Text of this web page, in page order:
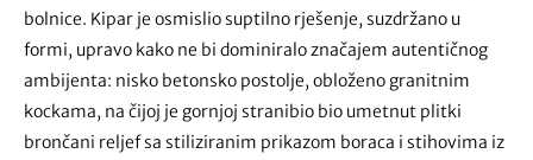
bolnice. Kipar je osmislio suptilno rješenje, suzdržano u
formi, upravo kako ne bi dominiralo značajem autentičnog
ambijenta: nisko betonsko postolje, obloženo granitnim
kockama, na čijoj je gornjoj stranibio bio umetnut plitki
brončani reljef sa stiliziranim prikazom boraca i stihovima iz